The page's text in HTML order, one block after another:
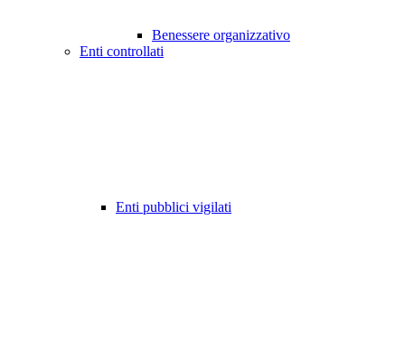
Benessere organizzativo
Enti controllati
Enti pubblici vigilati